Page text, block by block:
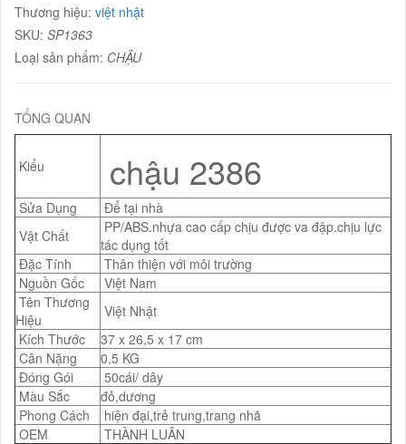
Thương hiệu: việt nhật
SKU: SP1363
Loại sản phẩm: CHẬU
TỔNG QUAN
Kiểu chậu 2386
Sửa Dụng
Để tại nhà
Vật Chất
PP/ABS.nhựa cao cấp chịu được va đập.chịu lực
tác dụng tốt
Đặc Tính
Thân thiện với môi trường
Nguồn Gốc
Việt Nam
Tên Thương
Hiệu
Việt Nhật
Kích Thước
37 x 26,5 x 17 cm
Cân Nặng
0,5 KG
Đóng Gói
50cái/ dây
Màu Sắc
đỏ,dương
Phong Cách
hiện đại,trẻ trung,trang nhã
OEM
THÀNH LUÂN